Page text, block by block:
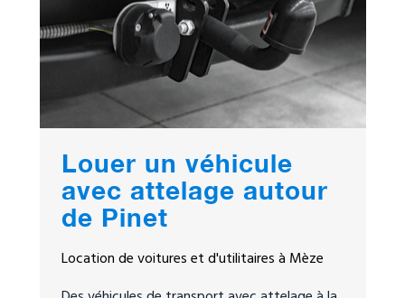
Louer un véhicule
avec attelage autour
de Pinet
Location de voitures et d'utilitaires à Mèze